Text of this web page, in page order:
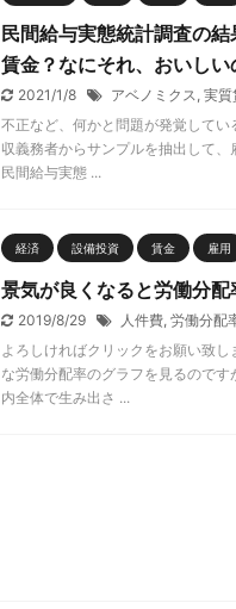
民間給与実態統計調査の
賃金？なにそれ、おいしい
2021/1/8 アベノミクス, 実質
不正など、何かと問題が発覚して
収義務者からサンプルを抽出して
民間給与実態 ...
経済 設備投資 賃金 雇用
景気が良くなると労働分
2019/8/29 人件費, 労働分配
よろしければクリックをお願い致し
な労働分配率のグラフを見るので
内全体で生み出さ ...